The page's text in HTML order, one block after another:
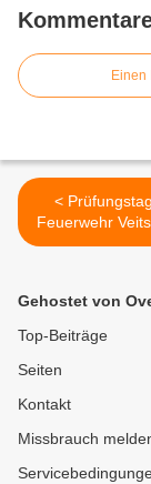
Einen
< Prüfungstag bei der
Feuerwehr
Gehostet von
Top-Beiträge
Seiten
Kontakt
Missbrauch